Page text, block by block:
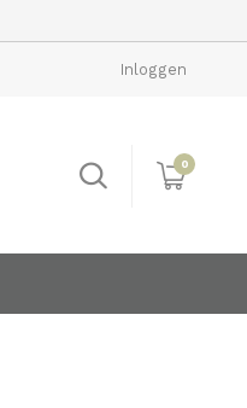
Inloggen
0